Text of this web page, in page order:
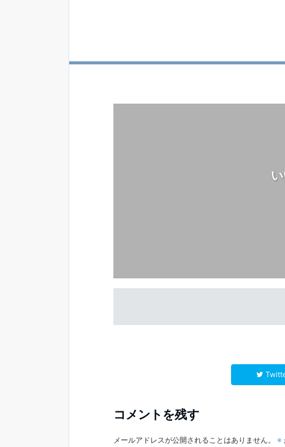
コメントを残す
メールアドレスが公開されることはありません。 ※